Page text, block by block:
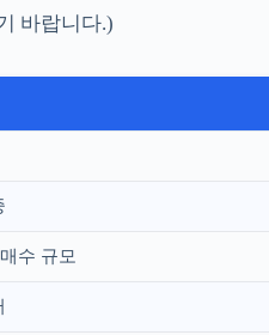
바랍니다.)
수 규모